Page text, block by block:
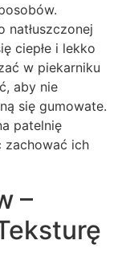
natłuszczonej
ciepłe i lekko
w piekarniku
aby nie
się gumowate.
patelnię
zachować ich
–